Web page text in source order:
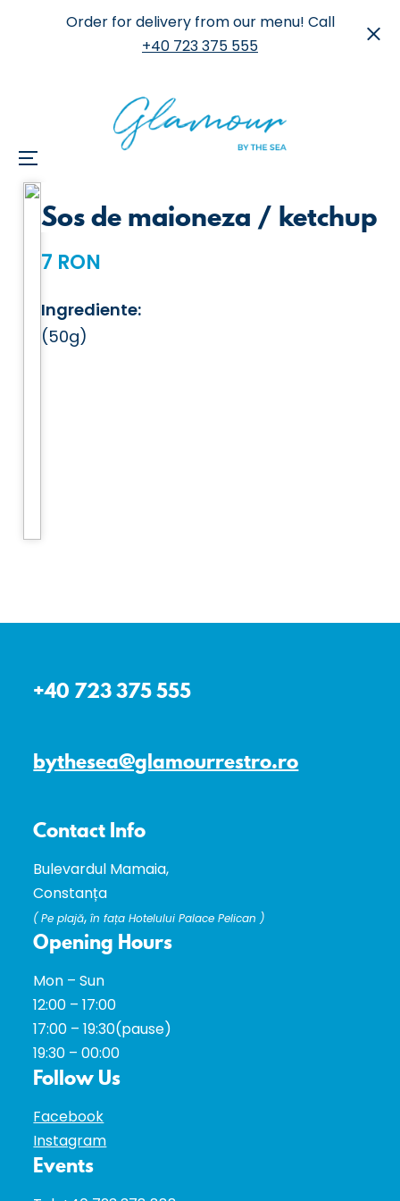
Skip
Order for delivery from our menu! Call
+40 723 375 555
Menu
Sos de maioneza / ketchup
7 RON
Ingrediente:
(50g)
+40 723 375 555
bythesea@glamourrestro.ro
Contact Info
Bulevardul Mamaia,
Constanța
(Pe plajă, în fața Hotelului Palace Pelican )
Opening Hours
Mon – Sun
12:00 – 17:00
17:00 – 19:30(pause)
19:30 – 00:00
Follow Us
Facebook
Instagram
Events